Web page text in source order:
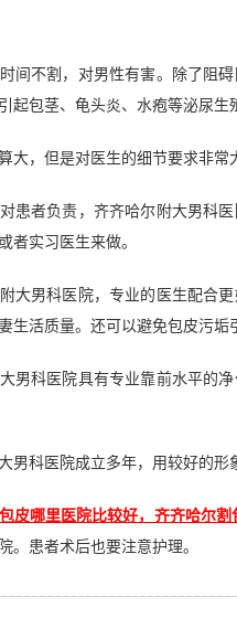
不割，对男性有害。除了阻碍
起包茎、龟头炎、水疱等泌尿生
，但是对医生的细节要求非常
者负责，齐齐哈尔附大男科医
者实习医生来做。
男科医院，专业的医生配合更
生活质量。还可以避免包皮污垢
科医院具有专业靠前水平的净
科医院成立多年，用较好的形
皮哪里医院比较好，齐齐哈尔割
。患者术后也要注意护理。